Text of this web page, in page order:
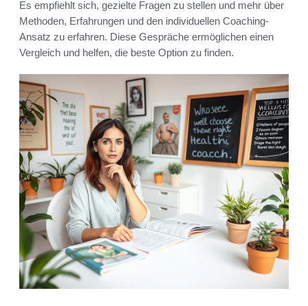
Es empfiehlt sich, gezielte Fragen zu stellen und mehr über
Methoden, Erfahrungen und den individuellen Coaching-
Ansatz zu erfahren. Diese Gespräche ermöglichen einen
Vergleich und helfen, die beste Option zu finden.